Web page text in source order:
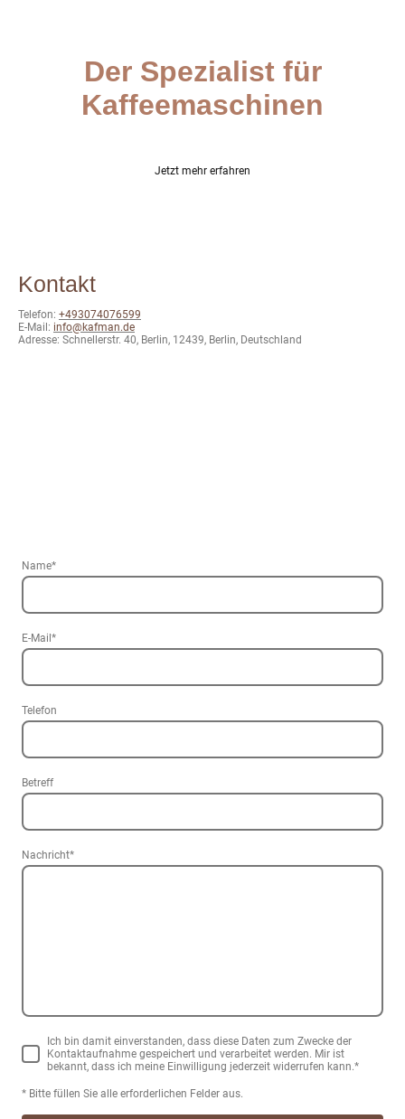
Der Spezialist für
Kaffeemaschinen
Jetzt mehr erfahren
Kontakt
Telefon: +493074076599
E-Mail: info@kafman.de
Adresse: Schnellerstr. 40, Berlin, 12439, Berlin, Deutschland
Name*
E-Mail *
Telefon
Betreff
Nachricht*
Ich bin damit einverstanden, dass diese Daten zum Zwecke der
Kontaktaufnahme gespeichert und verarbeitet werden. Mir ist
bekannt, dass ich meine Einwilligung jederzeit widerrufen kann.*
* Bitte füllen Sie alle erforderlichen Felder aus.